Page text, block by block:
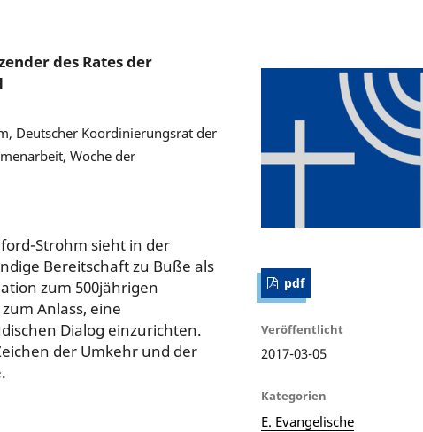
des Rates der
Deutscher Koordinierungsrat der
Woche der
Strohm sieht in der
Bereitschaft zu Buße als
zum 500jährigen
Anlass, eine
Dialog einzurichten.
der Umkehr und der
pdf
Veröffentlicht
2017-03-05
Kategorien
E. Evangelische